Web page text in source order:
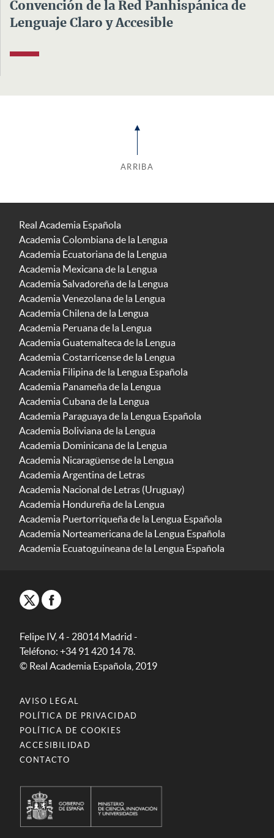
Convención de la Red Panhispánica de
Lenguaje Claro y Accesible
ARRIBA
Real Academia Española
Academia Colombiana de la Lengua
Academia Ecuatoriana de la Lengua
Academia Mexicana de la Lengua
Academia Salvadoreña de la Lengua
Academia Venezolana de la Lengua
Academia Chilena de la Lengua
Academia Peruana de la Lengua
Academia Guatemalteca de la Lengua
Academia Costarricense de la Lengua
Academia Filipina de la Lengua Española
Academia Panameña de la Lengua
Academia Cubana de la Lengua
Academia Paraguaya de la Lengua Española
Academia Boliviana de la Lengua
Academia Dominicana de la Lengua
Academia Nicaragüense de la Lengua
Academia Argentina de Letras
Academia Nacional de Letras (Uruguay)
Academia Hondureña de la Lengua
Academia Puertorriqueña de la Lengua Española
Academia Norteamericana de la Lengua Española
Academia Ecuatoguineana de la Lengua Española
Felipe IV, 4 - 28014 Madrid -
Teléfono: +34 91 420 14 78.
© Real Academia Española, 2019
AVISO LEGAL
POLÍTICA DE PRIVACIDAD
POLÍTICA DE COOKIES
ACCESIBILIDAD
CONTACTO